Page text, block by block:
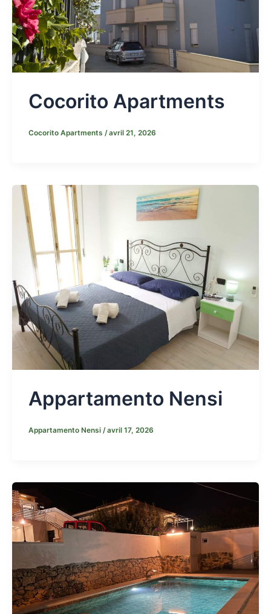
Cocorito Apartments
Cocorito Apartments /avril 21, 2026
Appartamento Nensi
Appartamento Nensi /avril 17, 2026